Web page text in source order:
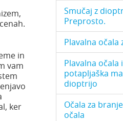
in
vam
ker
Smučaj z
Preprosto.
Plavalna
Plavalna očala
potapljaška
dioptrijo
Očala za
očala